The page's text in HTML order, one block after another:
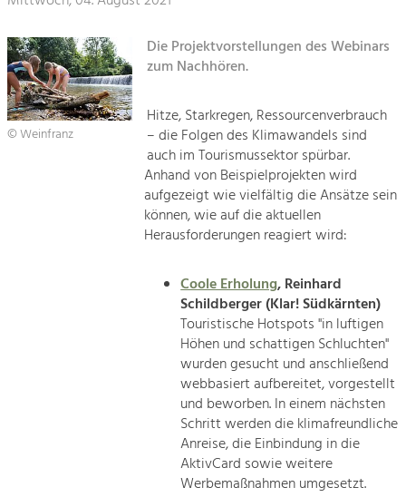
Suche
Impressum
Tourismus
Angebotsentwicklung und
Positionierung.
Kunst & Kultur
Handwerk, Wissenschaft und Forschung.
Soziales, Bildung &
Gleichberechtigung, Jugend und
Mobilität & Energie
Klimawandel, öffentlicher Verkehr und
Steigerung regionaler Wertschöpfung
© Weinfranz
Die Projektvorstellungen des Webinars
zum Nachhören.
Hitze, Starkregen, Ressourcenverbrauch
– die Folgen des Klimawandels sind
auch im Tourismussektor spürbar.
Anhand von Beispielprojekten wird
aufgezeigt wie vielfältig die Ansätze sein
können, wie auf die aktuellen
Herausforderungen reagiert wird:
Coole Erholung, Reinhard
Schildberger (Klar! Südkärnten)
Touristische Hotspots "in luftigen
Höhen und schattigen Schluchten"
wurden gesucht und anschließend
webbasiert aufbereitet, vorgestellt
und beworben. In einem nächsten
Schritt werden die klimafreundliche
Anreise, die Einbindung in die
AktivCard sowie weitere
Werbemaßnahmen umgesetzt.